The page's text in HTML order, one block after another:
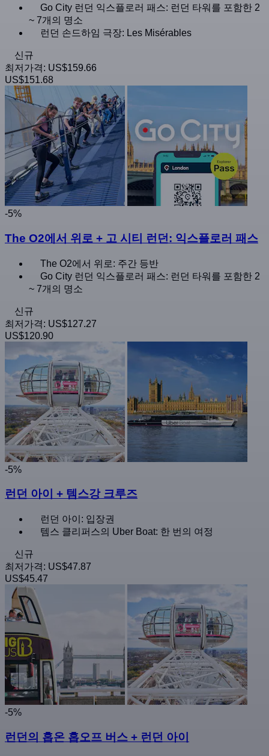
Go City 런던 익스플로러 패스: 런던 타워를 포함한 2
~ 7개의 명소
런던 손드하임 극장: Les Misérables
신규
최저가격: US$159.66
US$151.68
-5%
The O2에서 위로 + 고 시티 런던: 익스플로러 패스
The O2에서 위로: 주간 등반
Go City 런던 익스플로러 패스: 런던 타워를 포함한 2
~ 7개의 명소
신규
최저가격: US$127.27
US$120.90
-5%
런던 아이 + 템스강 크루즈
런던 아이: 입장권
템스 클리퍼스의 Uber Boat: 한 번의 여정
신규
최저가격: US$47.87
US$45.47
-5%
런던의 홉온 홉오프 버스 + 런던 아이